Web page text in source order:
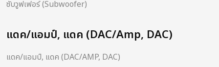
ซับวูฟเฟอร์ (Subwoofer)
แดค/แอมป์, แดค (DAC/Amp, DAC)
แดค/แอมป์, แดค (DAC/AMP, DAC)